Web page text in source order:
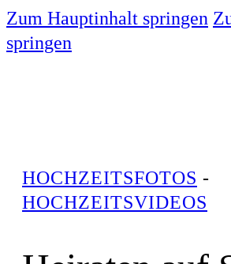
Zum Hauptinhalt springen
springen
HOCHZEITSFOTOS -
HOCHZEITSVIDEOS